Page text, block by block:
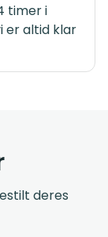
timer i
er altid klar
deres